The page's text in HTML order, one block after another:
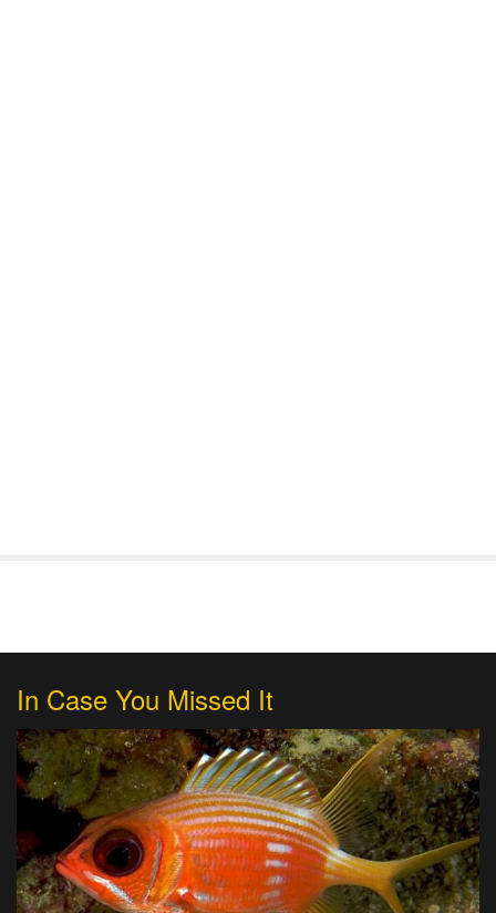
In Case You Missed It